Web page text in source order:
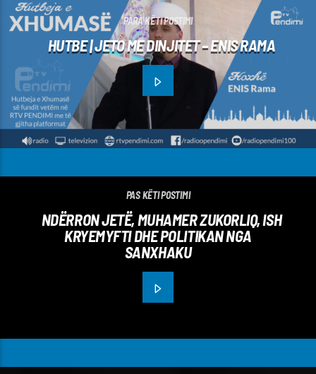
PARA KËTI POSTIMI
HUTBE | JETO ME DINJITET – ENIS RAMA
PAS KËTI POSTIMI
NDËRRON JETË, MUHAMER ZUKORLIQ, ISH
KRYEMYFTI DHE POLITIKAN NGA
SANXHAKU